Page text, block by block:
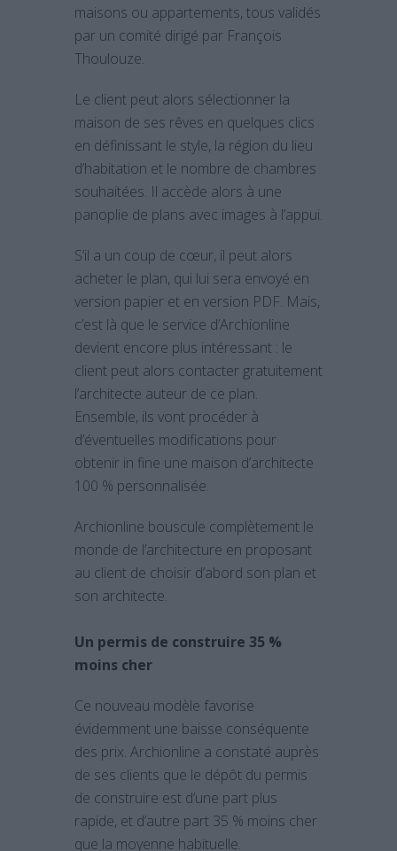
maisons ou appartements, tous validés
par un comité dirigé par François
Thoulouze.
Le client peut alors sélectionner la
maison de ses rêves en quelques clics
en définissant le style, la région du lieu
d’habitation et le nombre de chambres
souhaitées. Il accède alors à une
panoplie de plans avec images à l’appui.
S’il a un coup de cœur, il peut alors
acheter le plan, qui lui sera envoyé en
version papier et en version PDF. Mais,
c’est là que le service d’Archionline
devient encore plus intéressant : le
client peut alors contacter gratuitement
l’architecte auteur de ce plan.
Ensemble, ils vont procéder à
d’éventuelles modifications pour
obtenir in fine une maison d’architecte
100 % personnalisée.
Archionline bouscule complètement le
monde de l’architecture en proposant
au client de choisir d’abord son plan et
son architecte.
Un permis de construire 35 %
moins cher
Ce nouveau modèle favorise
évidemment une baisse conséquente
des prix. Archionline a constaté auprès
de ses clients que le dépôt du permis
de construire est d’une part plus
rapide, et d’autre part 35 % moins cher
que la moyenne habituelle.